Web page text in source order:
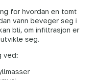
for hvordan en tomt
vann beveger seg i
bli, om infiltrasjon er
seg.
ved: